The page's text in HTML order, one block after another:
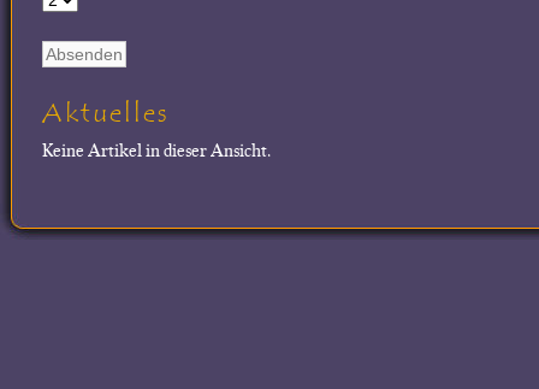
Aktuelles
Keine Artikel in dieser Ansicht.